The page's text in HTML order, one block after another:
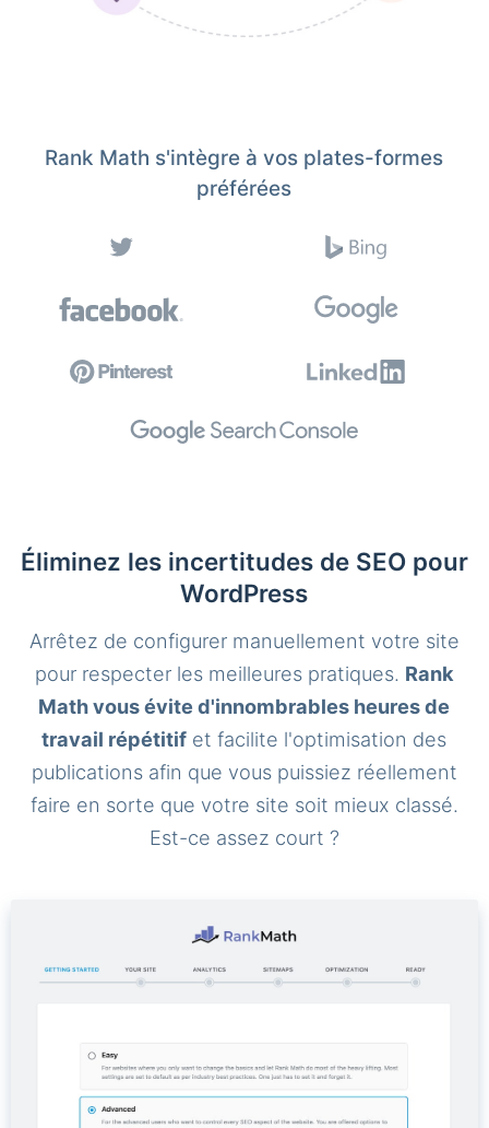
Rank Math s'intègre à vos plates-formes
préférées
Éliminez les incertitudes de SEO pour
WordPress
Arrêtez de configurer manuellement votre site
pour respecter les meilleures pratiques. Rank
Math vous évite d'innombrables heures de
travail répétitif et facilite l'optimisation des
publications afin que vous puissiez réellement
faire en sorte que votre site soit mieux classé.
Est-ce assez court ?